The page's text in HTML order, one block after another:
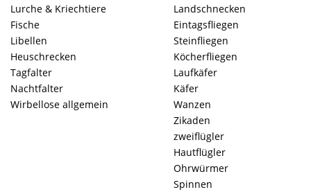
Lurche & Kriechtiere
Landschnecken
Fische
Eintagsfliegen
Libellen
Steinfliegen
Heuschrecken
Köcherfliegen
Tagfalter
Laufkäfer
Nachtfalter
Käfer
Wirbellose allgemein
Wanzen
Zikaden
zweiflügler
Hautflügler
Ohrwürmer
Spinnen